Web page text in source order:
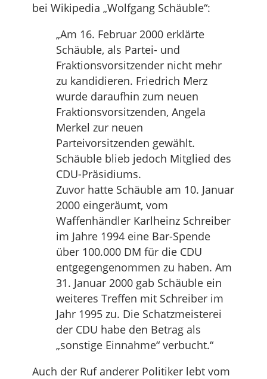
bei Wikipedia „Wolfgang Schäuble“:
„Am 16. Februar 2000 erklärte
Schäuble, als Partei- und
Fraktionsvorsitzender nicht mehr
zu kandidieren. Friedrich Merz
wurde daraufhin zum neuen
Fraktionsvorsitzenden, Angela
Merkel zur neuen
Parteivorsitzenden gewählt.
Schäuble blieb jedoch Mitglied des
CDU-Präsidiums.
Zuvor hatte Schäuble am 10. Januar
2000 eingeräumt, vom
Waffenhändler Karlheinz Schreiber
im Jahre 1994 eine Bar-Spende
über 100.000 DM für die CDU
entgegengenommen zu haben. Am
31. Januar 2000 gab Schäuble ein
weiteres Treffen mit Schreiber im
Jahr 1995 zu. Die Schatzmeisterei
der CDU habe den Betrag als
„sonstige Einnahme“ verbucht.“
Auch der Ruf anderer Politiker lebt vom